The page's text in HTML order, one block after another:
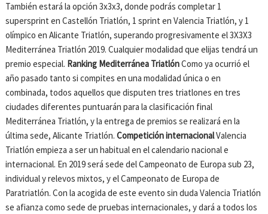
También estará la opción 3x3x3, donde podrás completar 1
supersprint en Castellón Triatlón, 1 sprint en Valencia Triatlón, y 1
olímpico en Alicante Triatlón, superando progresivamente el 3X3X3
Mediterránea Triatlón 2019. Cualquier modalidad que elijas tendrá un
premio especial. Ranking Mediterránea TriatlónComo ya ocurrió el
año pasado tanto si compites en una modalidad única o en
combinada, todos aquellos que disputen tres triatlones en tres
ciudades diferentes puntuarán para la clasificación final
Mediterránea Triatlón, y la entrega de premios se realizará en la
última sede, Alicante Triatlón.Competición internacionalValencia
Triatlón empieza a ser un habitual en el calendario nacional e
internacional. En 2019 será sede del Campeonato de Europa sub 23,
individual y relevos mixtos, y el Campeonato de Europa de
Paratriatlón. Con la acogida de este evento sin duda Valencia Triatlón
se afianza como sede de pruebas internacionales, y dará a todos los